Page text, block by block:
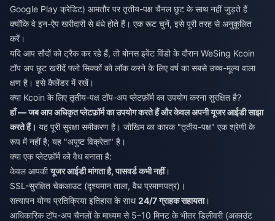
Google Play क्रेडिट) आमतौर पर तृतीय-पक्ष चैनल छूट के साथ नहीं जुड़ते हैं
क्योंकि वे इन-ऐप खरीदारी से बंधे होते हैं। एक रूट चुनें, इसे पूरी तरह से अनुकूलित
करें।
यदि आप सौदों को ट्रैक कर रहे हैं, तो बोनस इवेंट विंडो के दौरान WeSing Kcoin
टॉप अप छूट खरीदें फ्लो सिक्कों को लॉक करने के लिए वर्ष का सबसे उच्च-मूल्य वाला
क्षण है। इसे कैलेंडर में रखें।
क्या Kcoin के लिए तृतीय-पक्ष टॉप-अप प्लेटफ़ॉर्म का उपयोग करना सुरक्षित है?
हाँ — जब आप अधिकृत प्लेटफ़ॉर्म का उपयोग करते हैं और केवल अपनी यूजर आईडी साझा
करते हैं। यह पूरी सुरक्षा समीकरण है। जोखिम का कारक "तृतीय-पक्ष" एक श्रेणी के
रूप में नहीं है; यह "अपुष्ट विक्रेता" है।
क्या एक प्लेटफ़ॉर्म को वैध बनाता है:
केवल आपकीयूजर आईडी मांगता है, पासवर्ड कभी नहीं।
SSL-सुरक्षित चेकआउट (दृश्यमान ताला, वैध प्रमाणपत्र)।
सत्यापन योग्य प्रतिक्रिया इतिहास के साथ24/7 ग्राहक सहायता।
आधिकारिक टॉप-अप चैनलों के माध्यम से 5–10 मिनट के भीतर डिलीवरी (अकाउंट